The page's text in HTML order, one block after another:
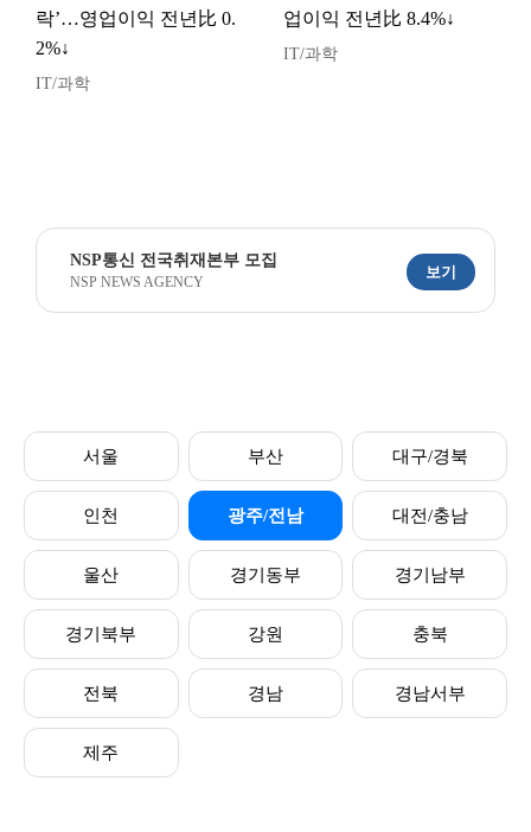
락’…영업이익 전년比 0.
2%↓
IT/과학
업이익 전년比 8.4%↓
IT/과학
NSP통신 전국취재본부 모집
NSP NEWS AGENCY
보기
서울 부산 대구/경북
인천 광주/전남 대전/충남
울산 경기동부 경기남부
경기북부 강원 충북
전북 경남 경남서부
제주